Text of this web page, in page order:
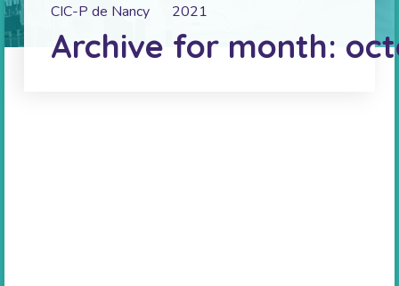
CIC-P de Nancy 2021
Archive for month: